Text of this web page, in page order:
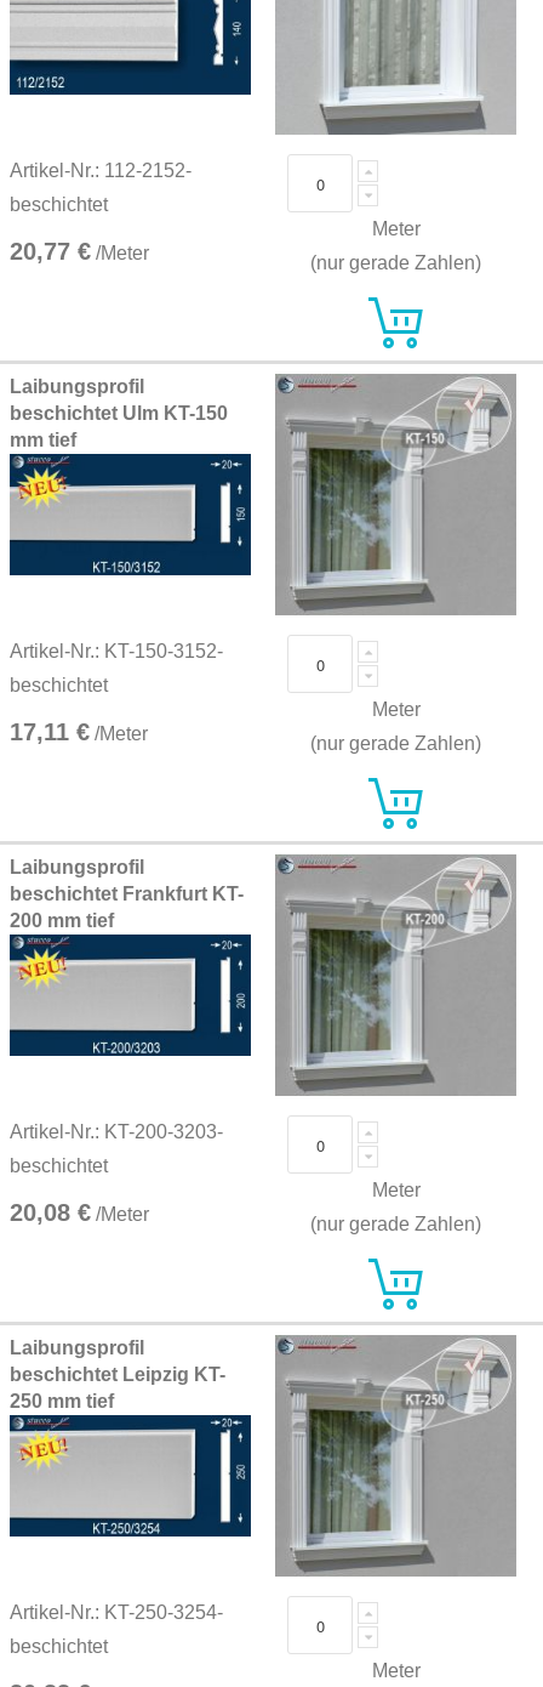
Artikel-Nr.: 112-2152-
beschichtet
20,77 € /Meter
Meter
(nur gerade Zahlen)
Laibungsprofil
beschichtet Ulm KT-150
mm tief
Artikel-Nr.: KT-150-3152-
beschichtet
17,11 € /Meter
Meter
(nur gerade Zahlen)
Laibungsprofil
beschichtet Frankfurt KT-
200 mm tief
Artikel-Nr.: KT-200-3203-
beschichtet
20,08 € /Meter
Meter
(nur gerade Zahlen)
Laibungsprofil
beschichtet Leipzig KT-
250 mm tief
Artikel-Nr.: KT-250-3254-
beschichtet
Meter